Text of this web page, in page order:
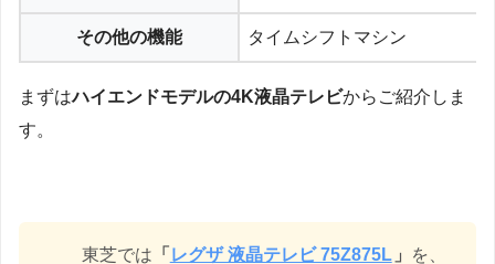
その他の機能 タイムシフトマシン
まずはハイエンドモデルの4K液晶テレビからご紹介しま
す。
東芝では 「 レグザ 液晶テレビ 75Z875L 」
を、